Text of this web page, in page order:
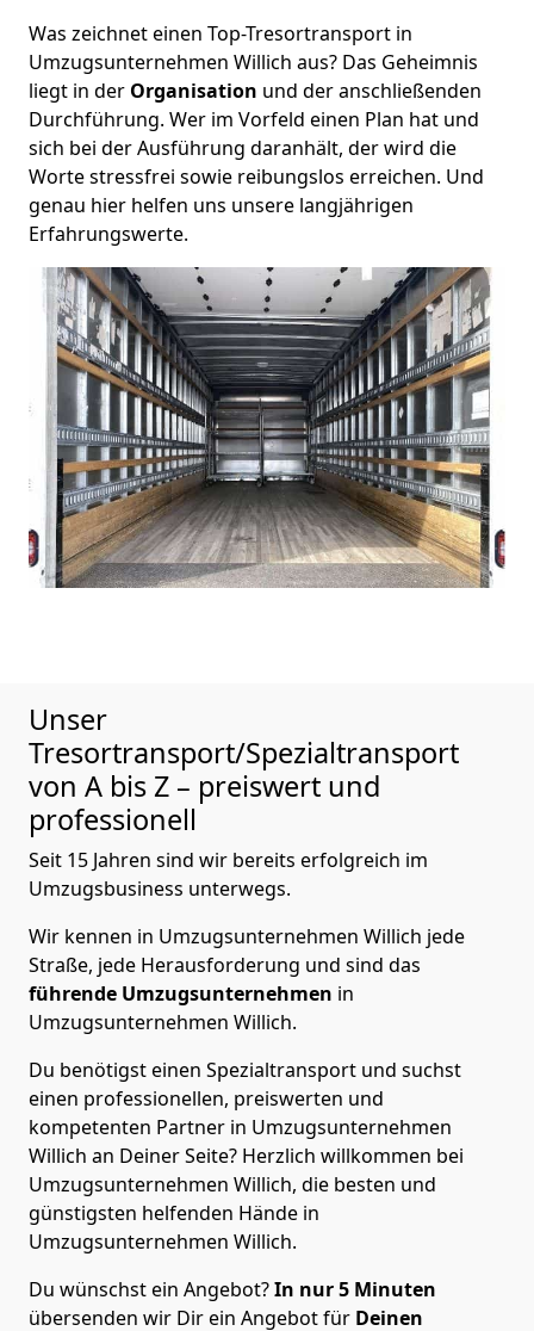
Was zeichnet einen Top-Tresortransport in
Umzugsunternehmen Willich aus? Das Geheimnis
liegt in der Organisation und der anschließenden
Durchführung. Wer im Vorfeld einen Plan hat und
sich bei der Ausführung daranhält, der wird die
Worte stressfrei sowie reibungslos erreichen. Und
genau hier helfen uns unsere langjährigen
Erfahrungswerte.
Unser
Tresortransport/Spezialtransport
von A bis Z – preiswert und
professionell
Seit 15 Jahren sind wir bereits erfolgreich im
Umzugsbusiness unterwegs.
Wir kennen in Umzugsunternehmen Willich jede
Straße, jede Herausforderung und sind das
führende Umzugsunternehmen in
Umzugsunternehmen Willich.
Du benötigst einen Spezialtransport und suchst
einen professionellen, preiswerten und
kompetenten Partner in Umzugsunternehmen
Willich an Deiner Seite? Herzlich willkommen bei
Umzugsunternehmen Willich, die besten und
günstigsten helfenden Hände in
Umzugsunternehmen Willich.
Du wünschst ein Angebot?In nur 5 Minuten
übersenden wir Dir ein Angebot für Deinen